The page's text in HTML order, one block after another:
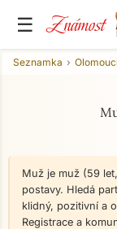
☰ Známost
Seznamka
Muž je muž (59
postavy. Hledá
klidný, pozitivní a
Registrace a